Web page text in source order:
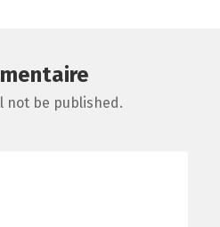
not be published.